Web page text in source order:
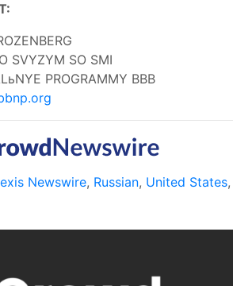
SVYZYM SO SMI
PROGRAMMY BBB
Newswire, Russian, United States,